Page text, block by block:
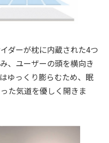
ダーが枕に内蔵された4つ
、ユーザーの頭を横向き
ゆっくり膨らむため、眠
た気道を優しく開きま